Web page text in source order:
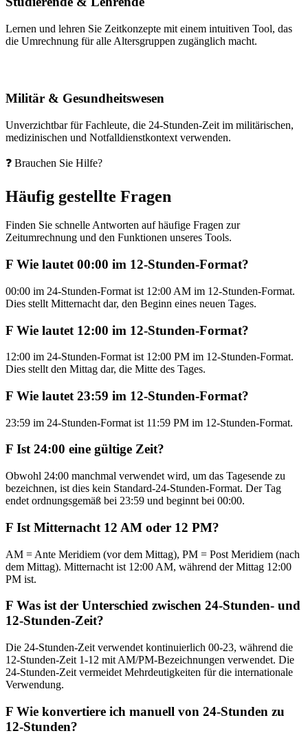
Lernen und lehren Sie Zeitkonzepte mit einem intuitiven Tool, das
die Umrechnung für alle Altersgruppen zugänglich macht.
Militär & Gesundheitswesen
Unverzichtbar für Fachleute, die 24-Stunden-Zeit im militärischen,
medizinischen und Notfalldienstkontext verwenden.
❓ Brauchen Sie Hilfe?
Häufig gestellte Fragen
Finden Sie schnelle Antworten auf häufige Fragen zur
Zeitumrechnung und den Funktionen unseres Tools.
F Wie lautet 00:00 im 12-Stunden-Format?
00:00 im 24-Stunden-Format ist 12:00 AM im 12-Stunden-Format.
Dies stellt Mitternacht dar, den Beginn eines neuen Tages.
F Wie lautet 12:00 im 12-Stunden-Format?
12:00 im 24-Stunden-Format ist 12:00 PM im 12-Stunden-Format.
Dies stellt den Mittag dar, die Mitte des Tages.
F Wie lautet 23:59 im 12-Stunden-Format?
23:59 im 24-Stunden-Format ist 11:59 PM im 12-Stunden-Format.
F Ist 24:00 eine gültige Zeit?
Obwohl 24:00 manchmal verwendet wird, um das Tagesende zu
bezeichnen, ist dies kein Standard-24-Stunden-Format. Der Tag
endet ordnungsgemäß bei 23:59 und beginnt bei 00:00.
F Ist Mitternacht 12 AM oder 12 PM?
AM = Ante Meridiem (vor dem Mittag), PM = Post Meridiem (nach
dem Mittag). Mitternacht ist 12:00 AM, während der Mittag 12:00
PM ist.
F Was ist der Unterschied zwischen 24-Stunden- und
12-Stunden-Zeit?
Die 24-Stunden-Zeit verwendet kontinuierlich 00-23, während die
12-Stunden-Zeit 1-12 mit AM/PM-Bezeichnungen verwendet. Die
24-Stunden-Zeit vermeidet Mehrdeutigkeiten für die internationale
Verwendung.
F Wie konvertiere ich manuell von 24-Stunden zu
12-Stunden?